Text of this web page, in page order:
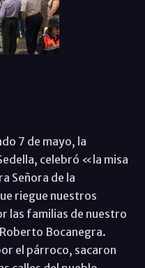
7 de mayo, la
celebró «la misa
Señora de la
riegue nuestros
las familias de nuestro
Bocanegra.
el párroco, sacaron